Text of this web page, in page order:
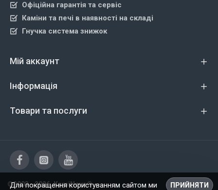
Офіційна гарантія та сервіс
Каміни та печі в наявності на складі
Гнучка система знижок
Мій аккаунт
Інформація
Товари та послуги
©2003 - 2026, KamiNova® ПРИЙНЯТИ
Для покращення користуванням сайтом ми